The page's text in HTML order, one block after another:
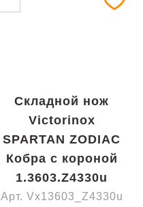
Складной нож
Victorinox
SPARTAN ZODIAC
Кобра с короной
1.3603.Z4330u
Арт. Vx13603_Z4330u